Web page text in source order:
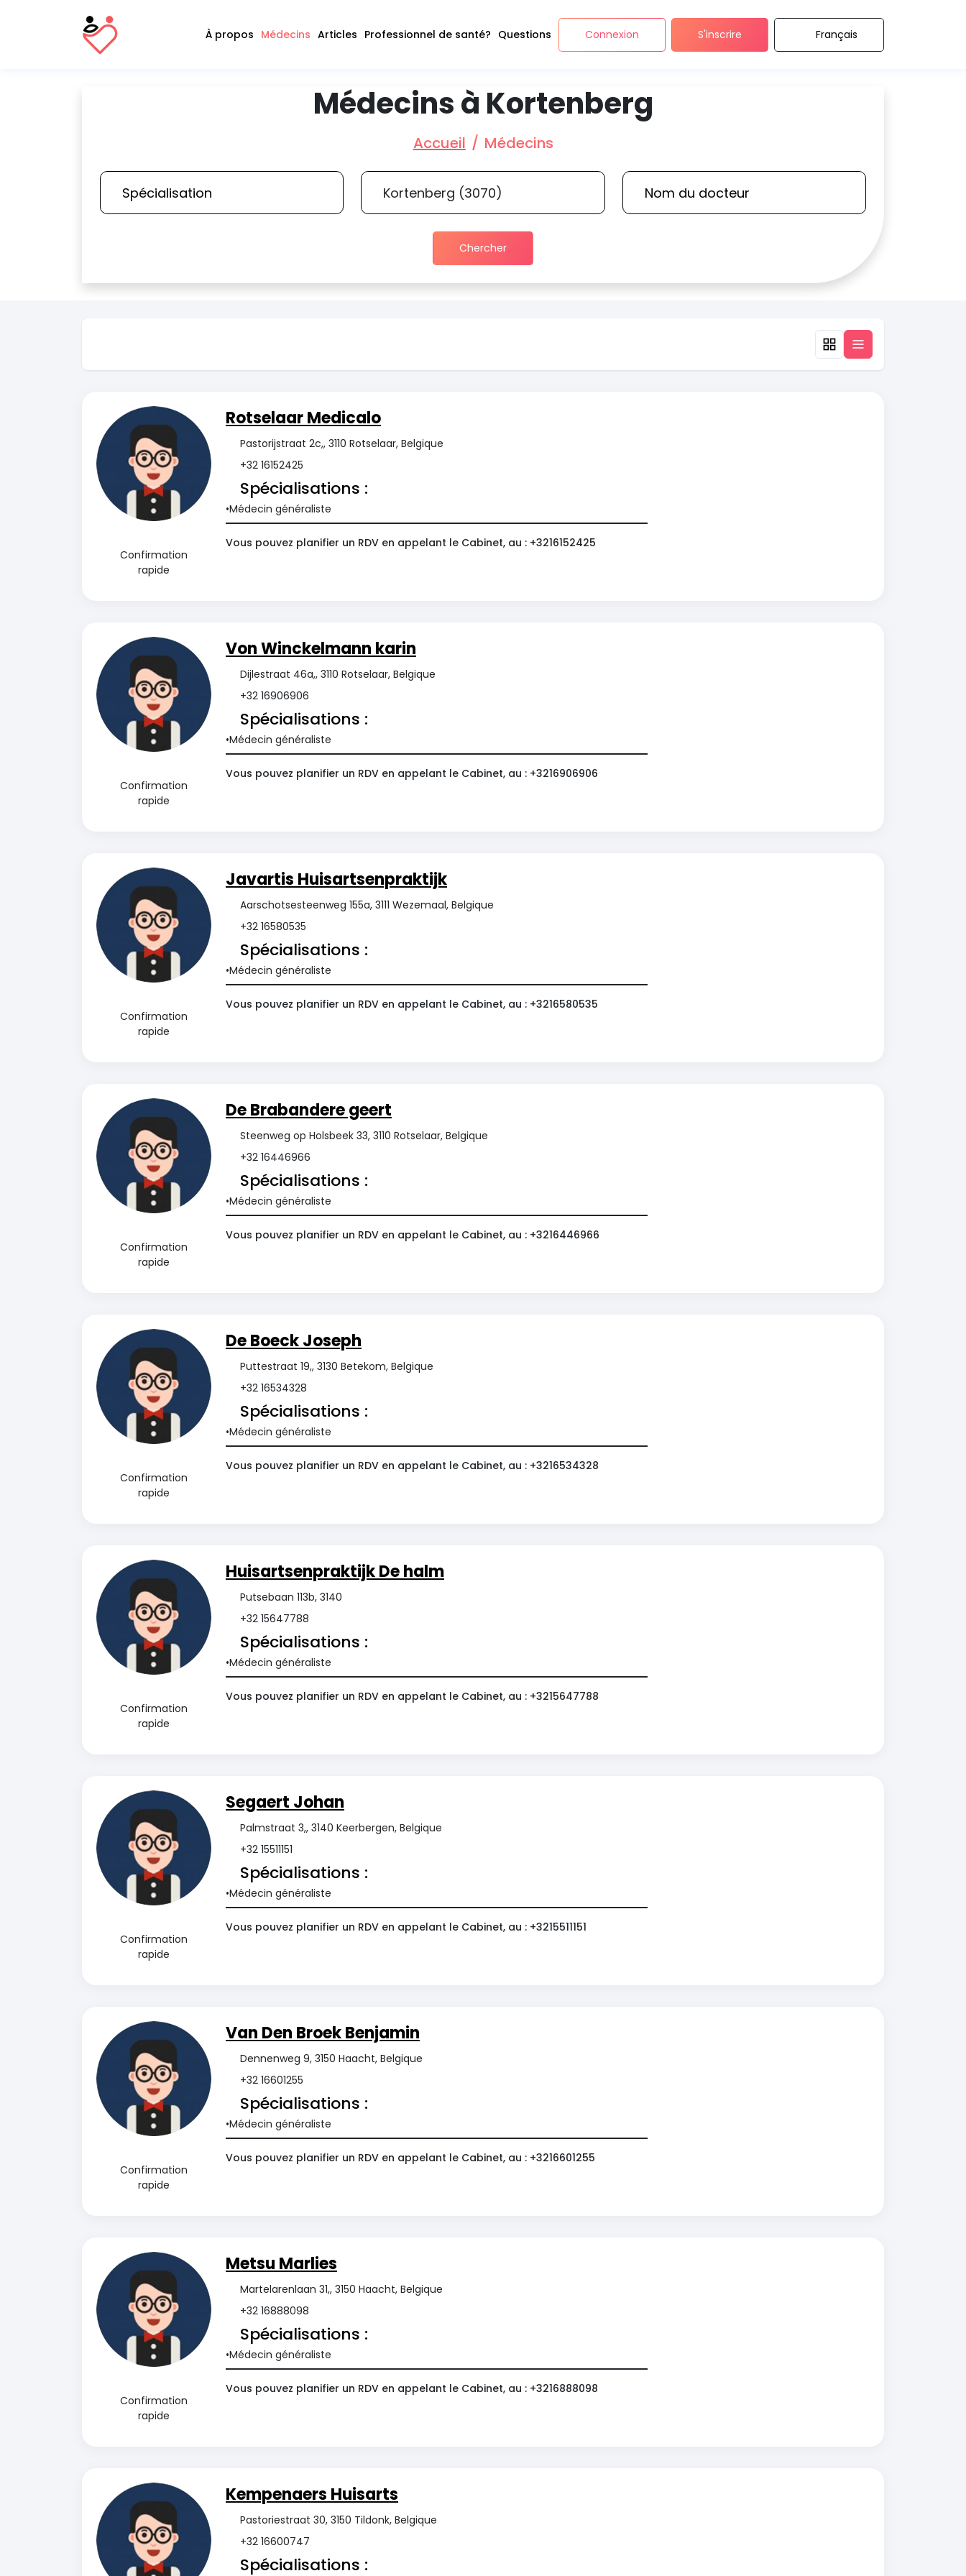
À propos Médecins Articles Professionnel de santé? Questions Connexion S'inscrire Français
Médecins à Kortenberg
Accueil Médecins
Chercher
Confirmation
rapide
Rotselaar Medicalo
Pastorijstraat 2c,, 3110 Rotselaar, Belgique
+32 16152425
Spécialisations :
Médecin généraliste
Vous pouvez planifier un RDV en appelant le Cabinet, au : +3216152425
Confirmation
rapide
Von Winckelmann karin
Dijlestraat 46a,, 3110 Rotselaar, Belgique
+32 16906906
Spécialisations :
Médecin généraliste
Vous pouvez planifier un RDV en appelant le Cabinet, au : +3216906906
Confirmation
rapide
Javartis Huisartsenpraktijk
Aarschotsesteenweg 155a, 3111 Wezemaal, Belgique
+32 16580535
Spécialisations :
Médecin généraliste
Vous pouvez planifier un RDV en appelant le Cabinet, au : +3216580535
Confirmation
rapide
De Brabandere geert
Steenweg op Holsbeek 33, 3110 Rotselaar, Belgique
+32 16446966
Spécialisations :
Médecin généraliste
Vous pouvez planifier un RDV en appelant le Cabinet, au : +3216446966
Confirmation
rapide
De Boeck Joseph
Puttestraat 19,, 3130 Betekom, Belgique
+32 16534328
Spécialisations :
Médecin généraliste
Vous pouvez planifier un RDV en appelant le Cabinet, au : +3216534328
Confirmation
rapide
Huisartsenpraktijk De halm
Putsebaan 113b, 3140
+32 15647788
Spécialisations :
Médecin généraliste
Vous pouvez planifier un RDV en appelant le Cabinet, au : +3215647788
Confirmation
rapide
Segaert Johan
Palmstraat 3,, 3140 Keerbergen, Belgique
+32 15511151
Spécialisations :
Médecin généraliste
Vous pouvez planifier un RDV en appelant le Cabinet, au : +3215511151
Confirmation
rapide
Van Den Broek Benjamin
Dennenweg 9, 3150 Haacht, Belgique
+32 16601255
Spécialisations :
Médecin généraliste
Vous pouvez planifier un RDV en appelant le Cabinet, au : +3216601255
Confirmation
rapide
Metsu Marlies
Martelarenlaan 31,, 3150 Haacht, Belgique
+32 16888098
Spécialisations :
Médecin généraliste
Vous pouvez planifier un RDV en appelant le Cabinet, au : +3216888098
Kempenaers Huisarts
Pastoriestraat 30, 3150 Tildonk, Belgique
+32 16600747
Spécialisations :